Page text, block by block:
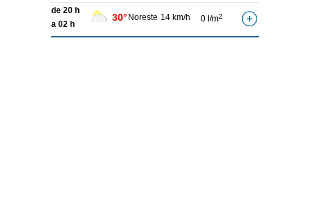
de 20 h
a 02 h
30° Noreste 14 km/h 0 l/m2